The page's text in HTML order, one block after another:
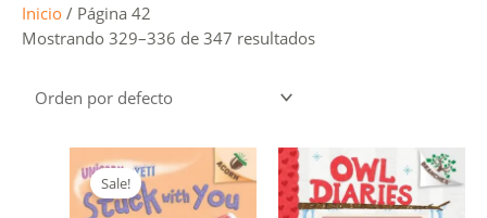
Inicio / Página 42
Mostrando 329–336 de 347 resultados
Sale!